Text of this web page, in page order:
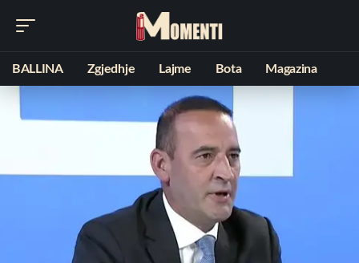
BALLINA Zgjedhje Lajme Bota Magazina